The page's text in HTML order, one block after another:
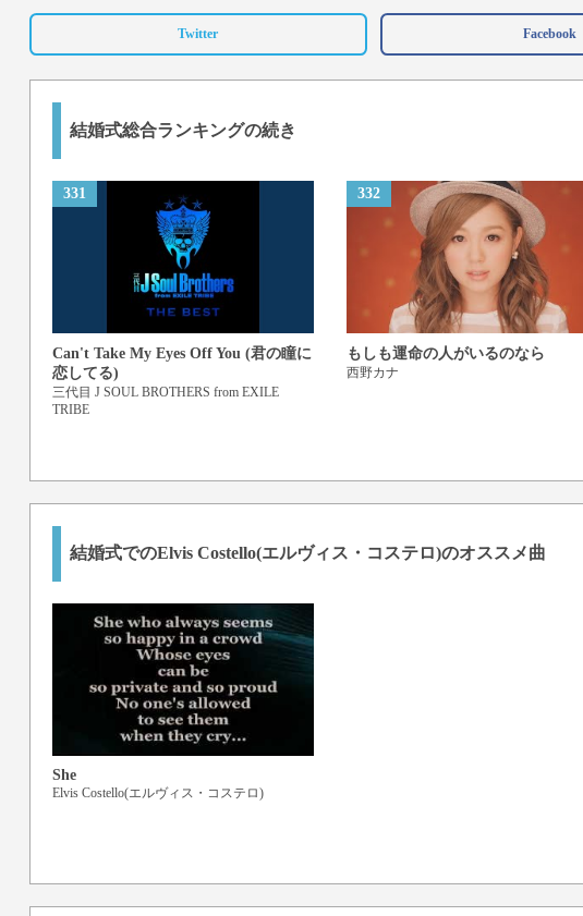
Twitter Facebook
結婚式総合ランキングの続き
331
Can't Take My Eyes Off You (君の瞳に
恋してる)
三代目 J SOUL BROTHERS from EXILE
TRIBE
332
もしも運命の人がいるのなら
西野カナ
結婚式でのElvis Costello(エルヴィス・コステロ)のオススメ曲
She
Elvis Costello(エルヴィス・コステロ)